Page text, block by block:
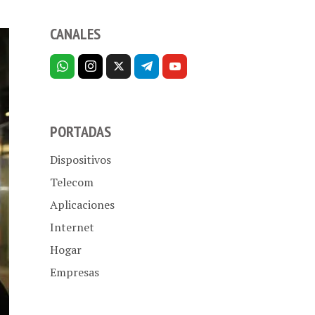
CANALES
PORTADAS
Dispositivos
Telecom
Aplicaciones
Internet
Hogar
Empresas